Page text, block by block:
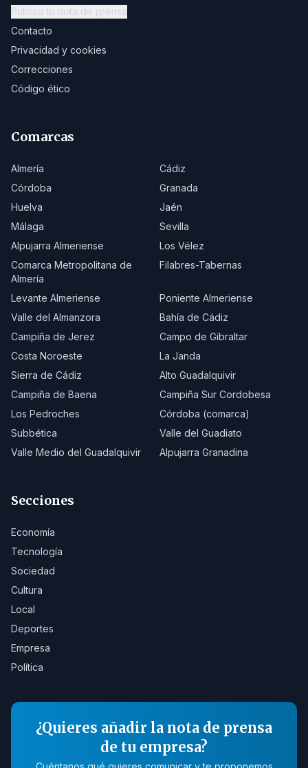
Publica tu nota de prensa
Contacto
Privacidad y cookies
Correcciones
Código ético
Comarcas
Almería
Cádiz
Córdoba
Granada
Huelva
Jaén
Málaga
Sevilla
Alpujarra Almeriense
Los Vélez
Comarca Metropolitana de
Almería
Filabres-Tabernas
Levante Almeriense
Poniente Almeriense
Valle del Almanzora
Bahía de Cádiz
Campiña de Jerez
Campo de Gibraltar
Costa Noroeste
La Janda
Sierra de Cádiz
Alto Guadalquivir
Campiña de Baena
Campiña Sur Cordobesa
Los Pedroches
Córdoba (comarca)
Subbética
Valle del Guadiato
Valle Medio del Guadalquivir
Alpujarra Granadina
Secciones
Economía
Tecnología
Sociedad
Cultura
Local
Deportes
Empresa
Política
¿Quieres añadir la nota de prensa
de tu empresa?